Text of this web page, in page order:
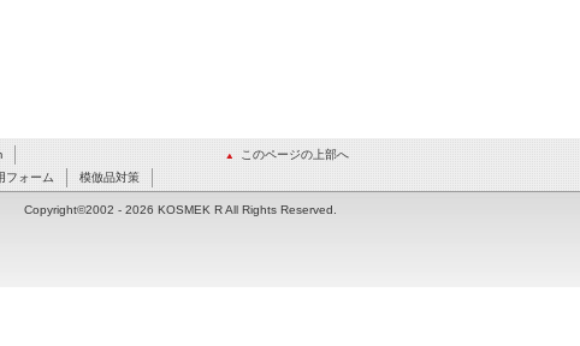
このページの上部へ
フォーム 模倣品対策
Copyright©2002 - 2026 KOSMEK R All Rights Reserved.